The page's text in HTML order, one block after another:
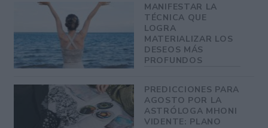
MANIFESTAR LA
TÉCNICA QUE
LOGRA
MATERIALIZAR LOS
DESEOS MÁS
PROFUNDOS
PREDICCIONES PARA
AGOSTO POR LA
ASTRÓLOGA MHONI
VIDENTE: PLANO